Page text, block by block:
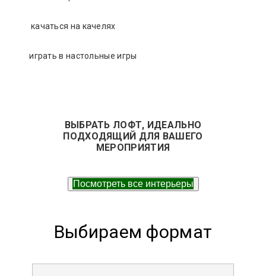
качаться на качелях
играть в настольные игры
ВЫБРАТЬ ЛОФТ, ИДЕАЛЬНО
ПОДХОДЯЩИЙ ДЛЯ ВАШЕГО
МЕРОПРИЯТИЯ
Посмотреть все интерьеры
Выбираем формат